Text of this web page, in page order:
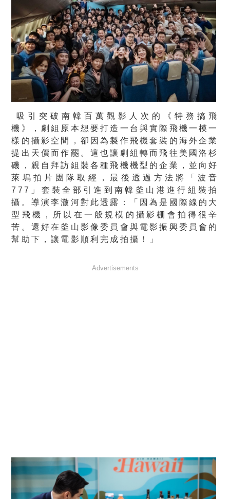
吸引突破南韓百萬觀影人次的《特務搞飛
機》，劇組原本想要打造一台與實際飛機一模一
樣的攝影空間，卻因為製作飛機套裝的海外企業
提出天價而作罷。這也讓劇組轉而飛往美國洛杉
磯，親自拜訪組裝各種飛機機型的企業，並向好
萊塢拍片團隊取經，最後透過方法將「波音
777」套裝全部引進到南韓釜山港進行組裝拍
攝。導演李澈河對此透露：「因為是國際線的大
型飛機，所以在一般規模的攝影棚會拍得很辛
苦。還好在釜山影像委員會與電影振興委員會的
幫助下，讓電影順利完成拍攝！」
Advertisements